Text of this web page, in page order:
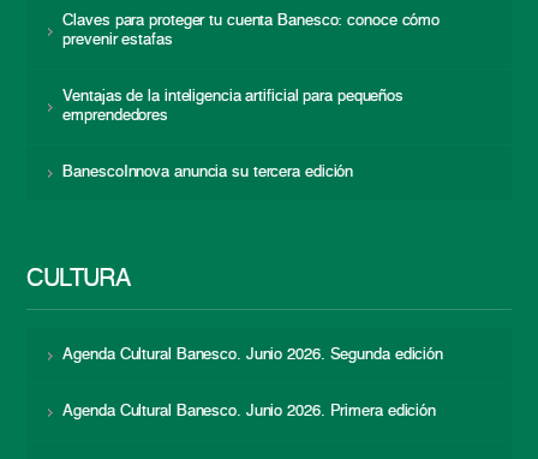
Claves para proteger tu cuenta Banesco: conoce cómo
prevenir estafas
Ventajas de la inteligencia artificial para pequeños
emprendedores
BanescoInnova anuncia su tercera edición
CULTURA
Agenda Cultural Banesco. Junio 2026. Segunda edición
Agenda Cultural Banesco. Junio 2026. Primera edición